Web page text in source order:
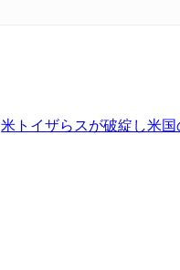
米トイザらスが破綻し米